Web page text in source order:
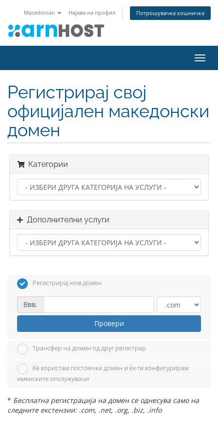
Macedonian Најава на профил Потрошувачка кошничка
ја
Регистрирај свој
официјален македонски
домен
Категории
Дополнителни услуги
Регистрирај нов домен
Ввв.
Провери
Трансфер на домен од друг регистрар
Ќе користам постоечки домен и ќе ги конфигурирам
именските опслужувачи
* Бесплатна регистрација на домен се однесува само на
следните екстензии: .com, .net, .org, .biz, .info